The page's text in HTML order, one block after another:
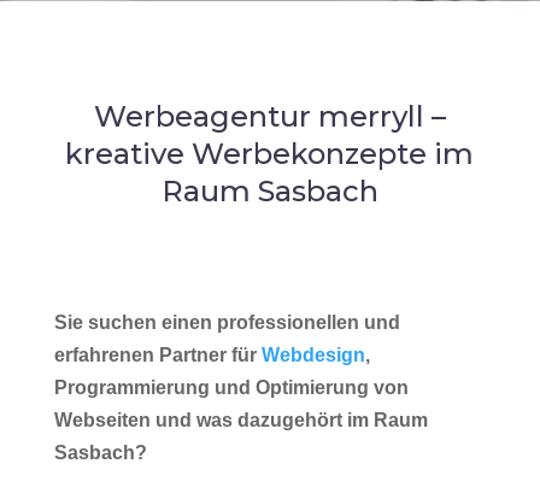
Werbeagentur merryll –
kreative Werbekonzepte im
Raum Sasbach
Sie suchen einen professionellen und
erfahrenen Partner für Webdesign,
Programmierung und Optimierung von
Webseiten und was dazugehört im Raum
Sasbach?